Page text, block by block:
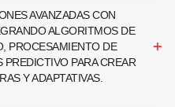
AVANZADAS CON
ALGORITMOS DE
PROCESAMIENTO DE
PREDICTIVO PARA CREAR
Y ADAPTATIVAS.